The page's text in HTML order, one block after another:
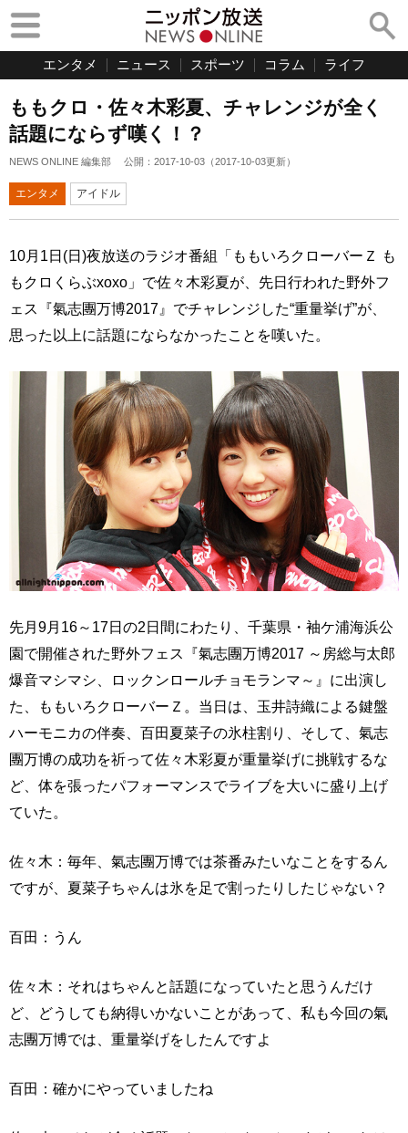
エンタメ ニュース スポーツ コラム ライフ
ももクロ・佐々木彩夏、チャレンジが全く
話題にならず嘆く！？
NEWS ONLINE 編集部 公開： 2017-10-03 （2017-10-03更新）
エンタメ アイドル
10月1日(日)夜放送のラジオ番組「ももいろクローバーＺ も
もクロくらぶxoxo」で佐々木彩夏が、先日行われた野外フ
ェス『氣志團万博2017』でチャレンジした“重量挙げ”が、
思った以上に話題にならなかったことを嘆いた。
先月9月16～17日の2日間にわたり、千葉県・袖ケ浦海浜公
園で開催された野外フェス『氣志團万博2017 ～房総与太郎
爆音マシマシ、ロックンロールチョモランマ～』に出演し
た、ももいろクローバーＺ。当日は、玉井詩織による鍵盤
ハーモニカの伴奏、百田夏菜子の氷柱割り、そして、氣志
團万博の成功を祈って佐々木彩夏が重量挙げに挑戦するな
ど、体を張ったパフォーマンスでライブを大いに盛り上げ
ていた。
佐々木：毎年、氣志團万博では茶番みたいなことをするん
ですが、夏菜子ちゃんは氷を足で割ったりしたじゃない？
百田：うん
佐々木：それはちゃんと話題になっていたと思うんだけ
ど、どうしても納得いかないことがあって、私も今回の氣
志團万博では、重量挙げをしたんですよ
百田：確かにやっていましたね